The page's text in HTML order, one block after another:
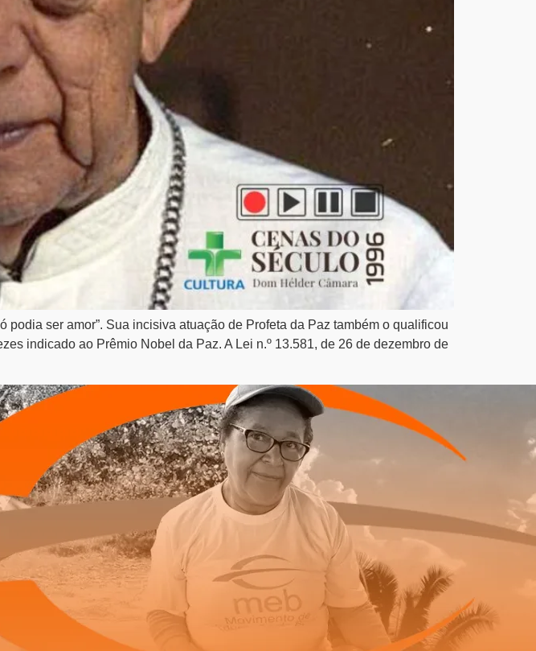
ser amor”. Sua incisiva atuação de Profeta da Paz também o qualificou
indicado ao Prêmio Nobel da Paz. A Lei n.º 13.581, de 26 de dezembro de